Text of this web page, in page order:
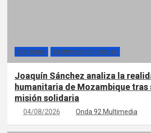
SECCIONES TIEMPOS DE ESPERANZA
Joaquín Sánchez analiza la
humanitaria de Mozambique tras
misión solidaria
04/08/2026 Onda 92 Multimedia